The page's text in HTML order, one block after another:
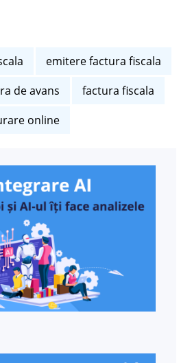
emitere factura fiscala
de avans
factura fiscala
online